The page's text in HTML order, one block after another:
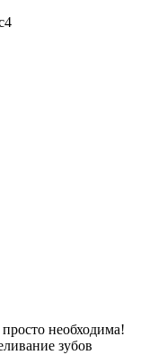
необходима!
зубов